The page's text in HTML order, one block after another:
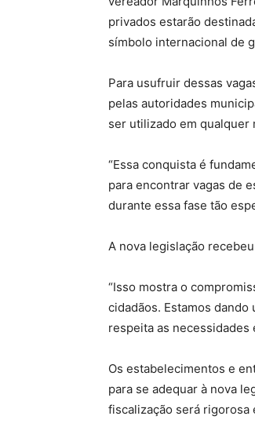
privados estarão
símbolo internacional de
Para usufruir dessas
pelas autoridades
ser utilizado em qualquer
“Essa conquista é
para encontrar vagas de
durante essa fase tão
A nova legislação
“Isso mostra o
cidadãos. Estamos
respeita as necessidades
Os estabelecimentos e
para se adequar à nova
fiscalização será rigorosa